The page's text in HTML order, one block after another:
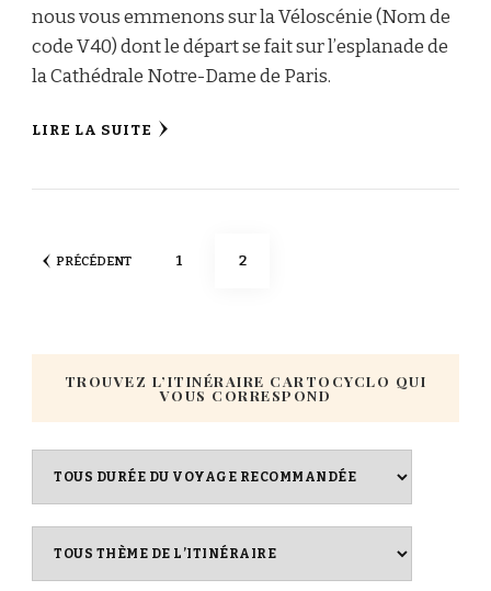
nous vous emmenons sur la Véloscénie (Nom de
code V40) dont le départ se fait sur l’esplanade de
la Cathédrale Notre-Dame de Paris.
LIRE LA SUITE
PRÉCÉDENT 1 2
TROUVEZ L’ITINÉRAIRE CARTOCYCLO QUI
VOUS CORRESPOND